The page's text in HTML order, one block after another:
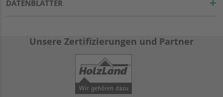
DATENBLÄTTER
Unsere Zertifizierungen und Partner